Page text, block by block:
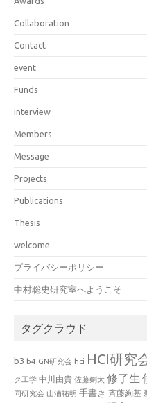
Collaboration
Contact
event
Funds
interview
Members
Message
Projects
Publications
Thesis
welcome
プライバシーポリシー
中村聡史研究室へようこそ
タグクラウド
b3 b4 GN研究会 hci HCI研究
ク工学 中川由貴 佐藤剣太 修了生
同研究会 山浦祐明 手書き 斉藤絢基